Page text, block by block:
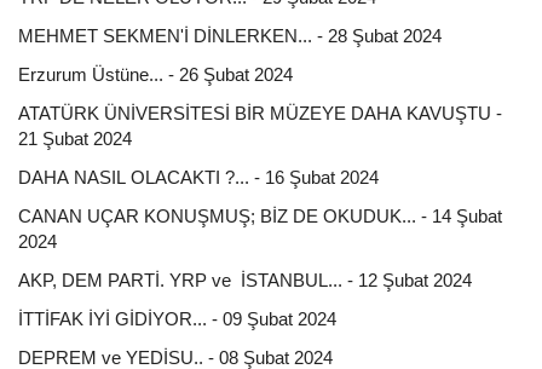
MEHMET SEKMEN'İ DİNLERKEN... - 28 Şubat 2024
Erzurum Üstüne... - 26 Şubat 2024
ATATÜRK ÜNİVERSİTESİ BİR MÜZEYE DAHA KAVUŞTU -
21 Şubat 2024
DAHA NASIL OLACAKTI ?... - 16 Şubat 2024
CANAN UÇAR KONUŞMUŞ; BİZ DE OKUDUK... - 14 Şubat
2024
AKP, DEM PARTİ. YRP ve İSTANBUL... - 12 Şubat 2024
İTTİFAK İYİ GİDİYOR... - 09 Şubat 2024
DEPREM ve YEDİSU.. - 08 Şubat 2024